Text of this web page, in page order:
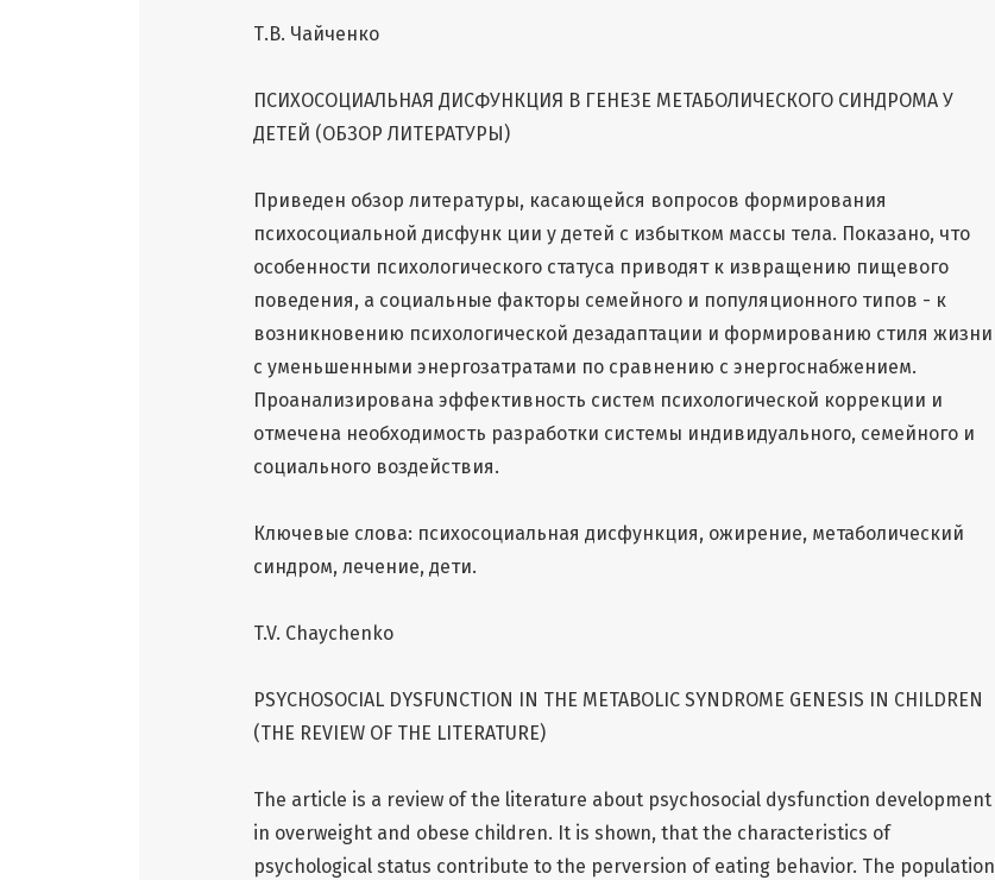
Т.В. Чайченко
ПСИХОСОЦИАЛЬНАЯ ДИСФУНКЦИЯ В ГЕНЕЗЕ МЕТАБОЛИЧЕСКОГО СИНДРОМА У
ДЕТЕЙ (ОБЗОР ЛИТЕРАТУРЫ)
Приведен обзор литературы, касающейся вопросов формирования
психосоциальной дисфунк ции у детей с избытком массы тела. Показано, что
особенности психологического статуса приводят к извращению пищевого
поведения, а социальные факторы семейного и популяционного типов - к
возникновению психологической дезадаптации и формированию стиля жизни
с уменьшенными энергозатратами по сравнению с энергоснабжением.
Проанализирована эффективность систем психологической коррекции и
отмечена необходимость разработки системы индивидуального, семейного и
социального воздействия.
Ключевые слова: психосоциальная дисфункция, ожирение, метаболический
синдром, лечение, дети.
T.V. Chaychenko
PSYCHOSOCIAL DYSFUNCTION IN THE METABOLIC SYNDROME GENESIS IN CHILDREN
(THE REVIEW OF THE LITERATURE)
The article is a review of the literature about psychosocial dysfunction development
in overweight and obese children. It is shown, that the characteristics of
psychological status contribute to the perversion of eating behavior. The population